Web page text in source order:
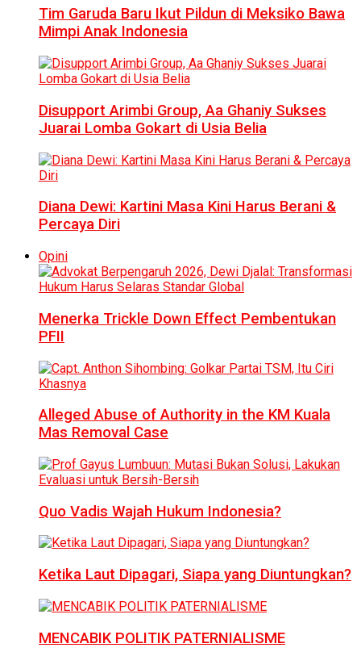
Tim Garuda Baru Ikut Pildun di Meksiko Bawa
Mimpi Anak Indonesia
Disupport Arimbi Group, Aa Ghaniy Sukses
Juarai Lomba Gokart di Usia Belia
Diana Dewi: Kartini Masa Kini Harus Berani &
Percaya Diri
Opini
Menerka Trickle Down Effect Pembentukan
PFII
Alleged Abuse of Authority in the KM Kuala
Mas Removal Case
Quo Vadis Wajah Hukum Indonesia?
Ketika Laut Dipagari, Siapa yang Diuntungkan?
MENCABIK POLITIK PATERNIALISME